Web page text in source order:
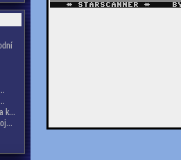
k...